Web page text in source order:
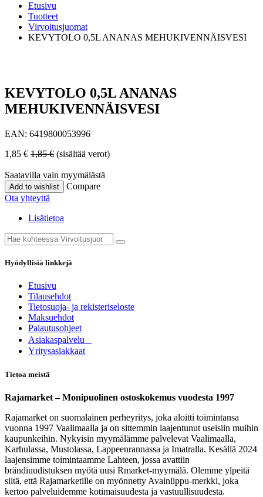
Etusivu
Tuotteet
Virvoitusjuomat
KEVYTOLO 0,5L ANANAS MEHUKIVENNÄISVESI
KEVYTOLO 0,5L ANANAS
MEHUKIVENNÄISVESI
EAN: 6419800053996
1,85 € 1,85€ (sisältää verot)
Saatavilla vain myymälästä
Add to wishlist
Compare
Ota yhteyttä
Lisätietoa
Hyödyllisiä linkkejä
Etusivu
Tilausehdot
Tietosuoja- ja rekisteriseloste
Maksuehdot
Palautusohjeet
Asia​k​aspalvelu
​Yritysasiakkaat
Tietoa meistä
Rajamarket – Monipuolinen ostoskokemus vuodesta 1997
Rajamarket on suomalainen perheyritys, joka aloitti toimintansa
vuonna 1997 Vaalimaalla ja on sittemmin laajentunut useisiin muihin
kaupunkeihin. Nykyisin myymälämme palvelevat Vaalimaalla,
Karhulassa, Mustolassa, Lappeenrannassa ja Imatralla. Kesällä 2024
laajensimme toimintaamme Lahteen, jossa avattiin
brändiuudistuksen myötä uusi Rmarket-myymälä. Olemme ylpeitä
siitä, että Rajamarketille on myönnetty Avainlippu-merkki, joka
kertoo palveluidemme kotimaisuudesta ja vastuullisuudesta.